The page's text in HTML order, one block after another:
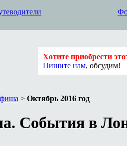
Хотите приобрести
Пишите нам, обсудим!
> Октябрь 2016 год
Cобытия в